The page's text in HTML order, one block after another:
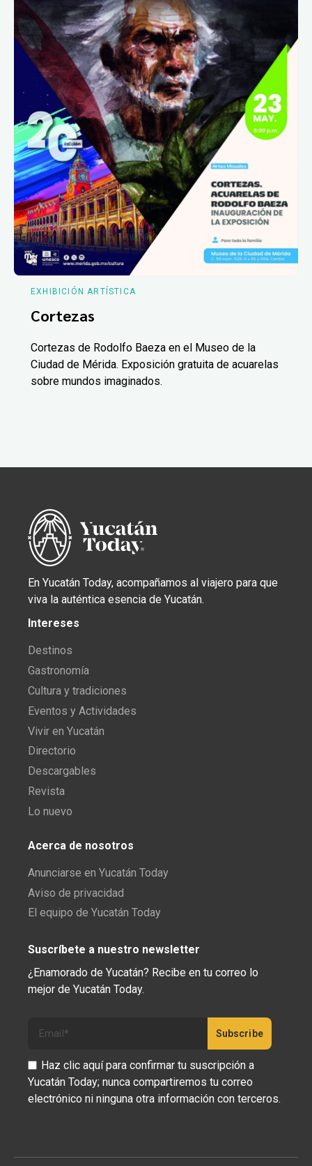
EXHIBICIÓN ARTÍSTICA
Cortezas
Cortezas de Rodolfo Baeza en el Museo de la
Ciudad de Mérida. Exposición gratuita de acuarelas
sobre mundos imaginados.
En Yucatán Today, acompañamos al viajero para que
viva la auténtica esencia de Yucatán.
Intereses
Destinos
Gastronomía
Cultura y tradiciones
Eventos y Actividades
Vivir en Yucatán
Directorio
Descargables
Revista
Lo nuevo
Acerca de nosotros
Anunciarse en Yucatán Today
Aviso de privacidad
El equipo de Yucatán Today
Suscríbete a nuestro newsletter
¿Enamorado de Yucatán? Recibe en tu correo lo
mejor de Yucatán Today.
Haz clic aquí para confirmar tu suscripción a
Yucatán Today; nunca compartiremos tu correo
electrónico ni ninguna otra información con terceros.